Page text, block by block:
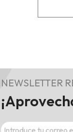
NEWSLETTER